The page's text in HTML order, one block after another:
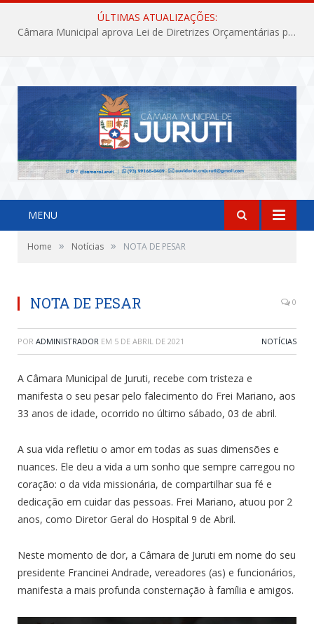
ÚLTIMAS ATUALIZAÇÕES:
Câmara Municipal aprova Lei de Diretrizes Orçamentárias para o exercício financeiro de 2027
MENU
Home » Notícias » NOTA DE PESAR
NOTA DE PESAR 0
POR ADMINISTRADOR EM 5 DE ABRIL DE 2021 NOTÍCIAS
A Câmara Municipal de Juruti, recebe com tristeza e
manifesta o seu pesar pelo falecimento do Frei Mariano, aos
33 anos de idade, ocorrido no último sábado, 03 de abril.
A sua vida refletiu o amor em todas as suas dimensões e
nuances. Ele deu a vida a um sonho que sempre carregou no
coração: o da vida missionária, de compartilhar sua fé e
dedicação em cuidar das pessoas. Frei Mariano, atuou por 2
anos, como Diretor Geral do Hospital 9 de Abril.
Neste momento de dor, a Câmara de Juruti em nome do seu
presidente Francinei Andrade, vereadores (as) e funcionários,
manifesta a mais profunda consternação à família e amigos.